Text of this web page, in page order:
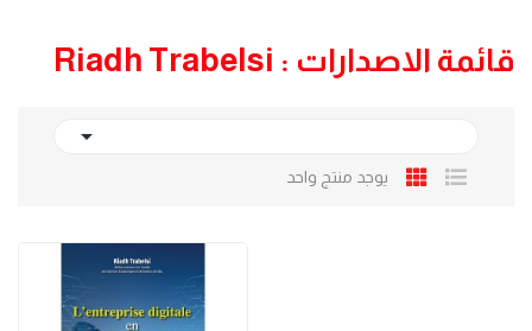
قائمة الاصدارات : Riadh Trabelsi

يوجد منتج واحد